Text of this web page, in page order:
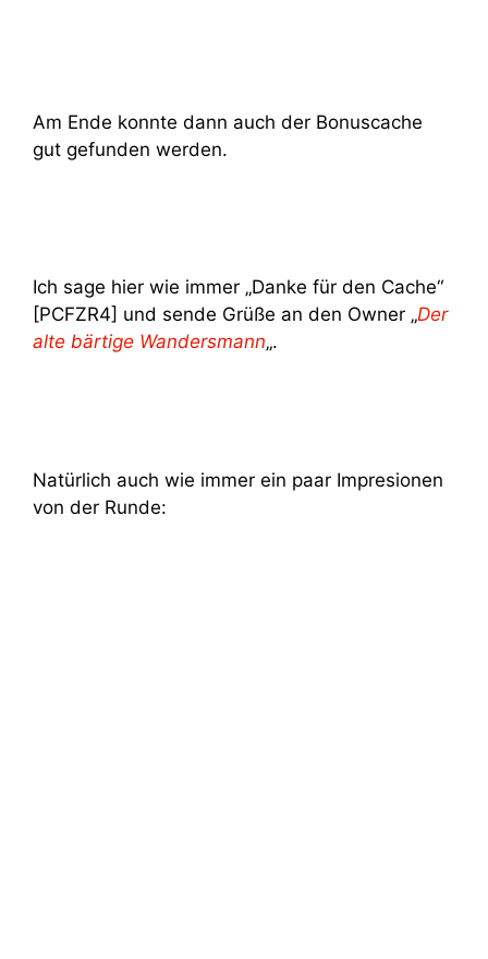
Am Ende konnte dann auch der Bonuscache
gut gefunden werden.
Ich sage hier wie immer „Danke für den Cache“
[PCFZR4] und sende Grüße an den Owner „Der
alte bärtige Wandersmann„.
Natürlich auch wie immer ein paar Impresionen
von der Runde: